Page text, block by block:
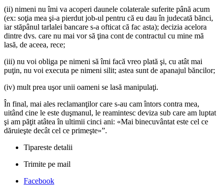
(ii) nimeni nu îmi va acoperi daunele colaterale suferite până acum
(ex: soţia mea şi-a pierdut job-ul pentru că eu dau în judecată bănci,
iar stăpânul tarlalei bancare s-a ofticat că fac asta); decizia acelora
dintre dvs. care nu mai vor să ţina cont de contractul cu mine mă
lasă, de aceea, rece;
(iii) nu voi obliga pe nimeni să îmi facă vreo plată şi, cu atât mai
puţin, nu voi executa pe nimeni silit; astea sunt de apanajul băncilor;
(iv) mult prea uşor unii oameni se lasă manipulaţi.
În final, mai ales reclamanţilor care s-au cam întors contra mea,
uitând cine le este duşmanul, le reamintesc deviza sub care am luptat
şi am păţit atâtea în ultimii cinci ani: «Mai binecuvântat este cel ce
dăruieşte decât cel ce primeşte»”.
Tipareste detalii
Trimite pe mail
Facebook